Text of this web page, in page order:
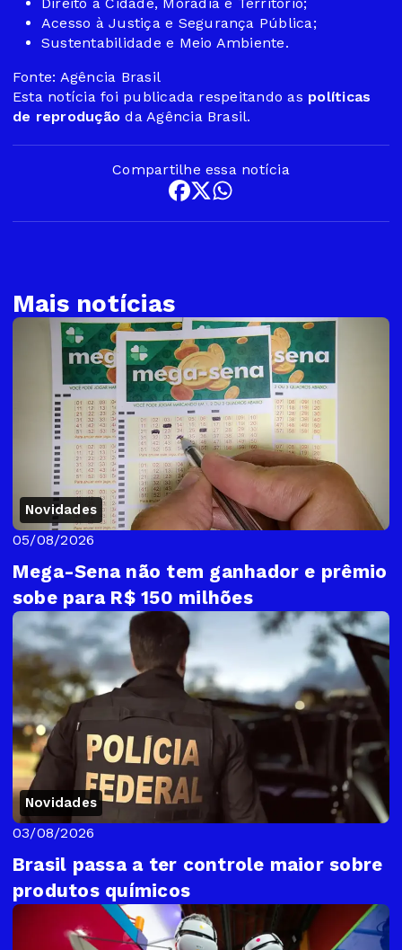
Acesso à Justiça e Segurança Pública;
Sustentabilidade e Meio Ambiente.
Fonte: Agência Brasil
Esta notícia foi publicada respeitando as políticas
de reprodução da Agência Brasil.
Compartilhe essa notícia
Mais notícias
Novidades
05/08/2026
Mega-Sena não tem ganhador e prêmio
sobe para R$ 150 milhões
Novidades
03/08/2026
Brasil passa a ter controle maior sobre
produtos químicos